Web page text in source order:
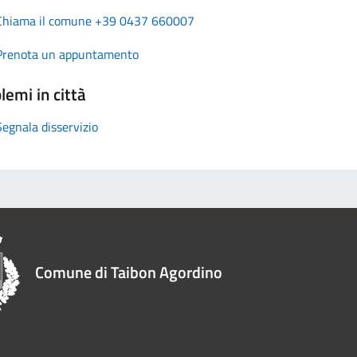
il comune +39 0437 660007
un appuntamento
in città
disservizio
Comune di Taibon Agordino